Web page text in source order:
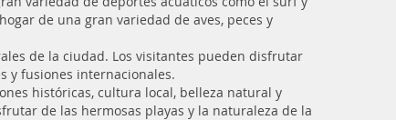
de una gran variedad de aves, peces y
de la ciudad. Los visitantes pueden disfrutar
y fusiones internacionales.
históricas, cultura local, belleza natural y
de las hermosas playas y la naturaleza de la